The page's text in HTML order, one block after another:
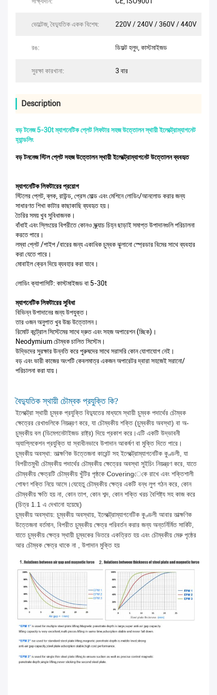
ভোল্টেজ, বৈদ্যুতিক একক বিশেষ: 220V / 240V / 360V / 440V
রঙ: ডিফল্ট হলুদ, কাস্টমাইজড
সুরক্ষা কারখানা: 3 বার
Description
বড় টনেজ 5-30t ম্যাগনেটিক প্লেট লিফটার সহজ উত্তোলন স্থায়ী ইলেক্ট্রোম্যাগনেট
হ্যান্ডলিং
বড় টননেজ স্টিল প্লেট সহজ উত্তোলন স্থায়ী ইলেক্ট্রোম্যাগনেট উত্তোলন ব্যবহৃত
ম্যাগনেটিক লিফটারের প্রয়োগ
স্টিলের প্লেট, ব্লক, রাউন্ড, প্রেস মোল্ড এবং মেশিনে লোডিং/আনলোড করার জন্য
সাধারণত শিখা কাটার কাছাকাছি ব্যবহৃত হয়।
তৈরির সময় খুব সুবিধাজনক।
বাঁধাই এবং স্লিংয়ের বিপরীতে কোনও স্ক্র্যাচ চিহ্ন ছাড়াই সমাপ্ত উপাদানগুলি পরিচালনা
করতে পারে।
লম্বা প্লেট /পাইপ /বারের জন্য একাধিক চুম্বক ঝুলানো স্প্রেডার বিমের সাথে ব্যবহার
করা যেতে পারে।
মোবাইল ক্রেন দিয়ে ব্যবহার করা যাবে।
লোডিং ক্যাপাসিটি: কাস্টমাইজড বা 5-30t
ম্যাগনেটিক লিফটারের সুবিধা
বিভিন্ন উপাদানের জন্য উপযুক্ত।
তার ওজন অনুপাত খুব উচ্চ উত্তোলন।
রিমোট কন্ট্রোল সিস্টেমের সাথে দ্রুত এবং সহজ অপারেশন (চ্ছিক)।
Neodymium চৌম্বক চালিত সিস্টেম।
উদ্ভিদের সুরক্ষার উন্নতি করে পুরুষদের সাথে সরাসরি কোন যোগাযোগ নেই।
বড় এবং ভারী কাজের অংশটি কেবলমাত্র একজন অপারেটর দ্বারা সহজেই সরানো/
পরিচালনা করা যায়।
বৈদ্যুতিক স্থায়ী চৌম্বক প্রযুক্তি কি?
ইলেক্ট্রো স্থায়ী চুম্বক প্রযুক্তি বিদ্যুতের মাধ্যমে স্থায়ী চুম্বক পদার্থের চৌম্বক
ক্ষেত্রের রেখাগুলিকে নিয়ন্ত্রণ করে, যা চৌম্বকীয় শক্তি (চুম্বকীয় অবস্থা) বা অ-
চুম্বকীয় বল (ডিমেগনেটাইজড রাষ্ট্র) দিয়ে প্রকাশ করে।এটি একটি উদ্ভাবনী
অ্যাপ্লিকেশন প্রযুক্তি যা স্বাধীনভাবে উপাদান আকর্ষণ বা মুক্তি দিতে পারে।
চুম্বকীয় অবস্থা: তাত্ক্ষণিক উত্তেজনা কারেন্ট সহ ইলেক্ট্রোম্যাগনেটিক কুণ্ডলী, যা
বিপরীতমুখী চৌম্বকীয় পদার্থের চৌম্বকীয় ক্ষেত্রের অবস্থা সুইচিং নিয়ন্ত্রণ করে, যাতে
চৌম্বকীয় ক্ষেত্রটি চৌম্বকীয় খুঁটির পৃষ্ঠকে Coveringেকে রাখে এবং শক্তিশালী
শোষণ শক্তি নিয়ে আসে।যেহেতু চৌম্বকীয় ক্ষেত্র একটি বন্ধ লুপ গঠন করে, কোন
চৌম্বকীয় ক্ষতি হয় না, কোন তাপ, কোন শব্দ, কোন শক্তি খরচ বৈশিষ্ট্য সহ কাজ করে
(চিত্র 1.1 এ দেখানো হয়েছে)
চুম্বকীয় অবস্থায়: চুম্বকীয় অবস্থায়, ইলেক্ট্রোম্যাগনেটিক কুণ্ডলী আবার তাত্ক্ষণিক
উত্তেজনা বর্তমান, বিপরীত চুম্বকীয় ক্ষেত্র পরিবর্তন করার জন্য অন্তর্নির্মিত সার্কিট,
যাতে চুম্বকীয় ক্ষেত্র স্থায়ী চুম্বকের ভিতরে একত্রিত হয় এবং চৌম্বকীয় মেরু পৃষ্ঠের
আর চৌম্বক ক্ষেত্র থাকে না , উপাদান মুক্তি হয়